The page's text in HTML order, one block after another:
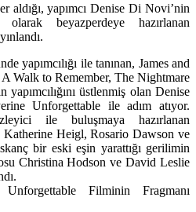
aldığı, yapımcı Denise Di Novi’nin
beyazperdeye hazırlanan
yapımcılığı ile tanınan, James and
Walk to Remember, The Nightmare
üstlenmiş olan Denise
Unforgettable ile adım atıyor.
ile buluşmaya hazırlanan
Katherine Heigl, Rosario Dawson ve
bir eski eşin yarattığı gerilimin
Christina Hodson veDavid Leslie
Filminin Fragmanı